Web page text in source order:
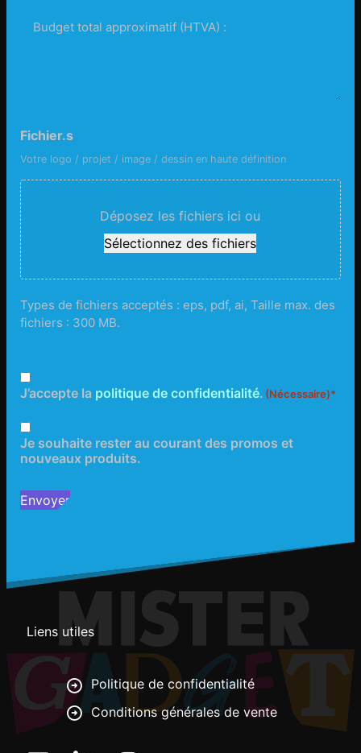
Fichier.s
Votre logo / projet / image / dessin en haute définition
Déposez les fichiers ici ou
Sélectionnez des fichiers
Types de fichiers acceptés : eps, pdf, ai, Taille max. des
fichiers : 300 MB.
RGPD
J’accepte la politique de confidentialité. (Nécessaire)
Newsletter
Je souhaite rester au courant des promos et
nouveaux produits.
Envoyer
Liens utiles
Politique de confidentialité
Conditions générales de vente